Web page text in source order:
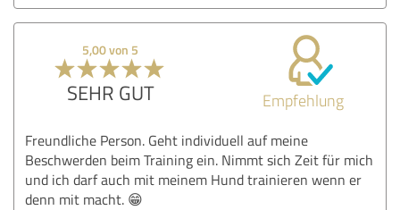
5,00 von 5
SEHR GUT Empfehlung
Freundliche Person. Geht individuell auf meine
Beschwerden beim Training ein. Nimmt sich Zeit für mich
und ich darf auch mit meinem Hund trainieren wenn er
denn mit macht. 😁